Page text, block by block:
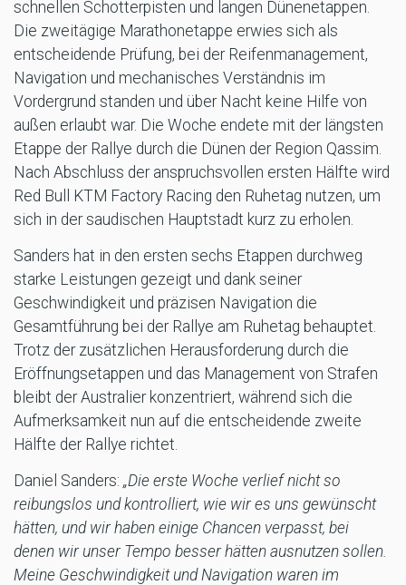
schnellen Schotterpisten und langen Dünenetappen.
Die zweitägige Marathonetappe erwies sich als
entscheidende Prüfung, bei der Reifenmanagement,
Navigation und mechanisches Verständnis im
Vordergrund standen und über Nacht keine Hilfe von
außen erlaubt war. Die Woche endete mit der längsten
Etappe der Rallye durch die Dünen der Region Qassim.
Nach Abschluss der anspruchsvollen ersten Hälfte wird
Red Bull KTM Factory Racing den Ruhetag nutzen, um
sich in der saudischen Hauptstadt kurz zu erholen.
Sanders hat in den ersten sechs Etappen durchweg
starke Leistungen gezeigt und dank seiner
Geschwindigkeit und präzisen Navigation die
Gesamtführung bei der Rallye am Ruhetag behauptet.
Trotz der zusätzlichen Herausforderung durch die
Eröffnungsetappen und das Management von Strafen
bleibt der Australier konzentriert, während sich die
Aufmerksamkeit nun auf die entscheidende zweite
Hälfte der Rallye richtet.
Daniel Sanders: „Die erste Woche verlief nicht so
reibungslos und kontrolliert, wie wir es uns gewünscht
hätten, und wir haben einige Chancen verpasst, bei
denen wir unser Tempo besser hätten ausnutzen sollen.
Meine Geschwindigkeit und Navigation waren im